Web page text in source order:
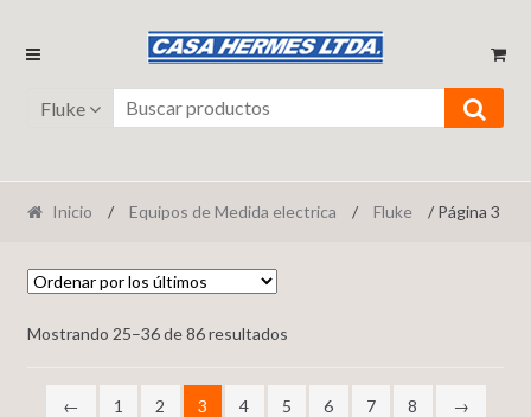
Ir
navegación
Ir
contenido
Fluke
Inicio / Equipos de Medida electrica / Fluke / Página 3
Mostrando 25–36 de 86 resultados
← 1 2 3 4 5 6 7 8 →